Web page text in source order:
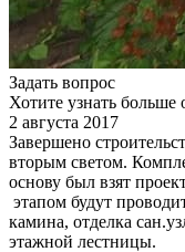
Задать вопрос
Хотите узнать
2 августа 2017
Завершено
вторым светом.
основу был взят
этапом будут
камина, отделка
этажной лестницы.